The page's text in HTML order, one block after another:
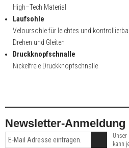
High–Tech Material
Laufsohle
Veloursohle für leichtes und
Drehen und Gleiten
Druckknopfschnalle
Nickelfreie Druckknopfschnalle
Newsletter-Anmeldung
kann